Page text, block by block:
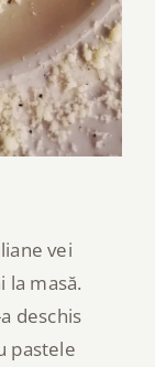
vei
la masă.
deschis
pastele